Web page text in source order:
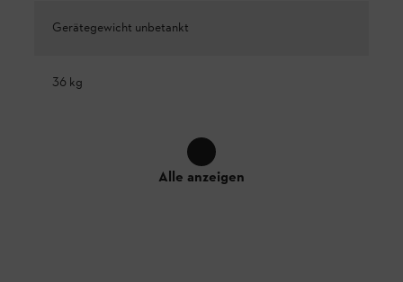
Gerätegewicht unbetankt
36 kg
Alle anzeigen